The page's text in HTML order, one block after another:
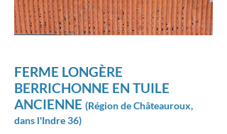
FERME LONGÈRE
BERRICHONNE EN TUILE
ANCIENNE (Régionde Châteauroux,
dans l'Indre 36)